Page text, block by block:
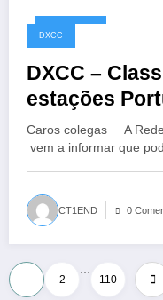
10/05/2026
DXCC
DXCC –
estações
Caros colegas A
vem a informar que
CT1END 0
Paginação
2
…
110